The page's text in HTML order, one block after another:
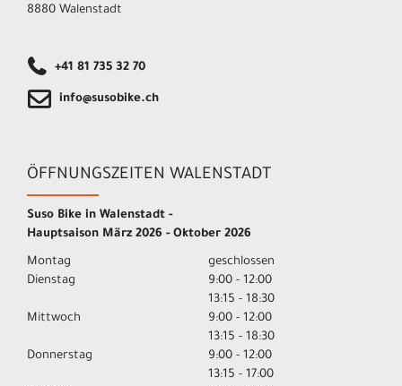
8880 Walenstadt
+41 81 735 32 70
info@susobike.ch
ÖFFNUNGSZEITEN WALENSTADT
Suso Bike in Walenstadt -
Hauptsaison März 2026 - Oktober 2026
Montag
geschlossen
Dienstag
9:00 - 12:00
13:15 - 18:30
Mittwoch
9:00 - 12:00
13:15 - 18:30
Donnerstag
9:00 - 12:00
13:15 - 17:00